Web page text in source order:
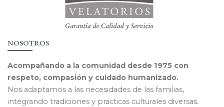
NOSOTROS
Acompañando a la comunidad desde 1975 con
respeto, compasión y cuidado humanizado.
Nos adaptamos a las necesidades de las familias,
integrando tradiciones y prácticas culturales diversas.